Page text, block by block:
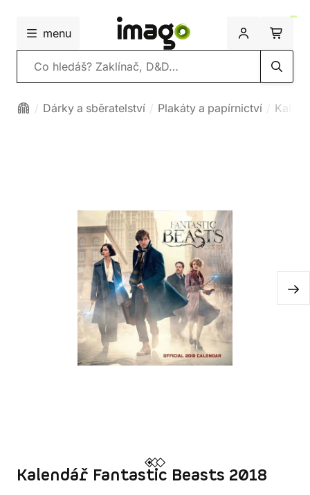
menu
Vyhledávání
Dárky a sběratelství Plakáty a papírnictví
Kalendář Fantastic Beasts 2018